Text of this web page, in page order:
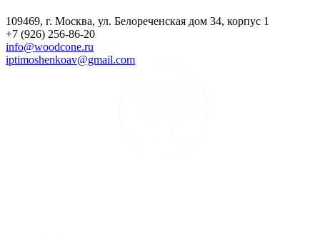
109469, г. Москва, ул. Белореченская дом 34, корпус 1
+7 (926) 256-86-20
info@woodcone.ru
iptimoshenkoav@gmail.com